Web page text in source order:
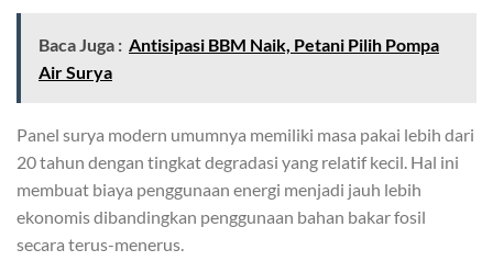
Baca Juga : Antisipasi BBM Naik, Petani Pilih Pompa
Air Surya
Panel surya modern umumnya memiliki masa pakai lebih dari
20 tahun dengan tingkat degradasi yang relatif kecil. Hal ini
membuat biaya penggunaan energi menjadi jauh lebih
ekonomis dibandingkan penggunaan bahan bakar fosil
secara terus-menerus.